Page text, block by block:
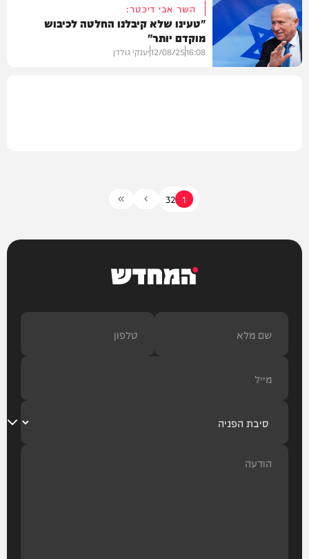
חדשות
השר אבי דיכטר:
"טעינו שלא קיבלנו החלטה לכיבוש
מוקדם יותר"
16:08
12/08/25יענקי גולדן
1
2
3
המחדש